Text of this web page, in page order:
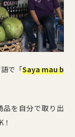
で「Saya mau b
を自分で取り出